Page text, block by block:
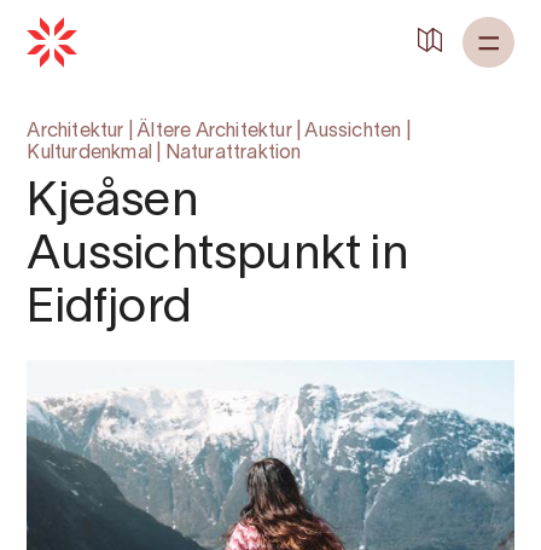
Architektur |Ältere Architektur|Aussichten
Kulturdenkmal
Naturattraktion
Kjeåsen
Aussichtspunkt in
Eidfjord